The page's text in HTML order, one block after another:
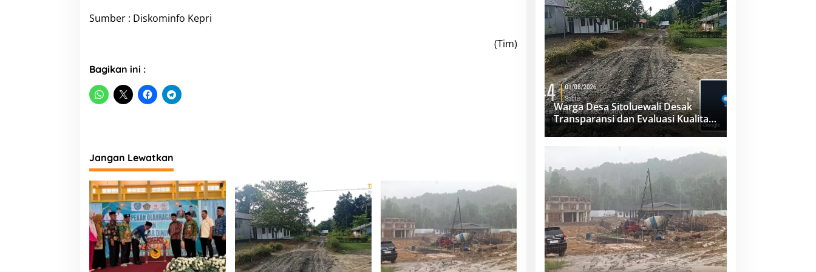
Sumber : Diskominfo Kepri
(Tim)
Bagikan ini :
Jangan Lewatkan
Warga Desa Sitoluewali Desak
Transparansi dan Evaluasi Kualitas
Proyek Jalan, Diduga Minim